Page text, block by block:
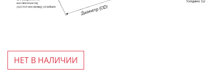
НЕТ В НАЛИЧИИ